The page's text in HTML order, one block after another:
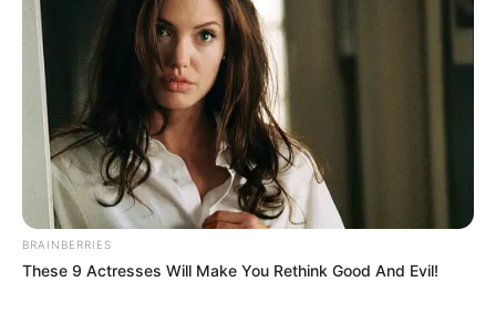
BRAINBERRIES
These 9 Actresses Will Make You Rethink Good And Evil!